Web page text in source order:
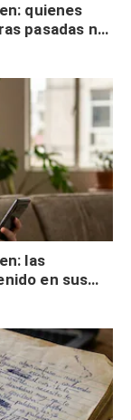
quienes
pasadas no
de
las
en sus